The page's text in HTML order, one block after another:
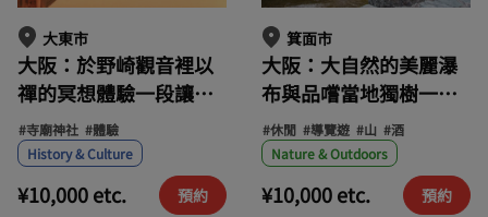
大東市
大阪：於野崎觀音裡以
禪的冥想體驗一段讓心
靈平靜的時光
#寺廟神社 #體驗
History & Culture
¥10,000 etc. 預約
箕面市
大阪：大自然的美麗瀑
布與品嚐當地獨樹一格
的精釀啤酒的健行之旅
#休閒 #導覽遊 #山 #酒
Nature & Outdoors
¥10,000 etc. 預約